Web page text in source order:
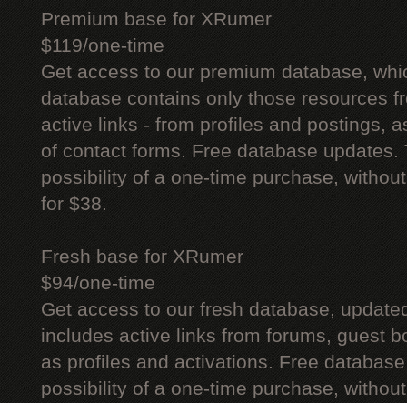
Premium base for XRumer
$119/one-time
Get access to our premium database,
database contains only those resources
active links - from profiles and postings,
of contact forms. Free database updates.
possibility of a one-time purchase,
for $38.
Fresh base for XRumer
$94/one-time
Get access to our fresh database,
includes active links from forums, guest
as profiles and activations. Free
possibility of a one-time purchase,